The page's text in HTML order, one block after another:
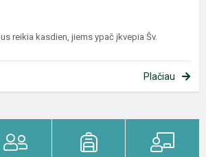
reikia kasdien, jiems ypač įkvepia Šv.
Plačiau